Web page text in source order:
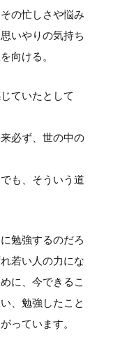
の忙しさや悩み
いやりの気持ち
向ける。
ていたとして
必ず、世の中の
も、そういう道
勉強するのだろ
若い人の力にな
に、今できるこ
、勉強したこと
っています。